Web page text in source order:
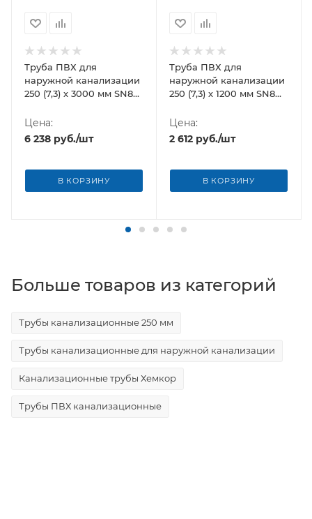
Труба ПВХ для
наружной канализации
250 (7,3) х 3000 мм SN8
Цена:
6 238 руб./шт
В КОРЗИНУ
Труба ПВХ для
наружной канализации
250 (7,3) х 1200 мм SN8
Цена:
2 612 руб./шт
В КОРЗИНУ
Больше товаров из категорий
Трубы канализационные 250 мм
Трубы канализационные для наружной канализации
Канализационные трубы Хемкор
Трубы ПВХ канализационные